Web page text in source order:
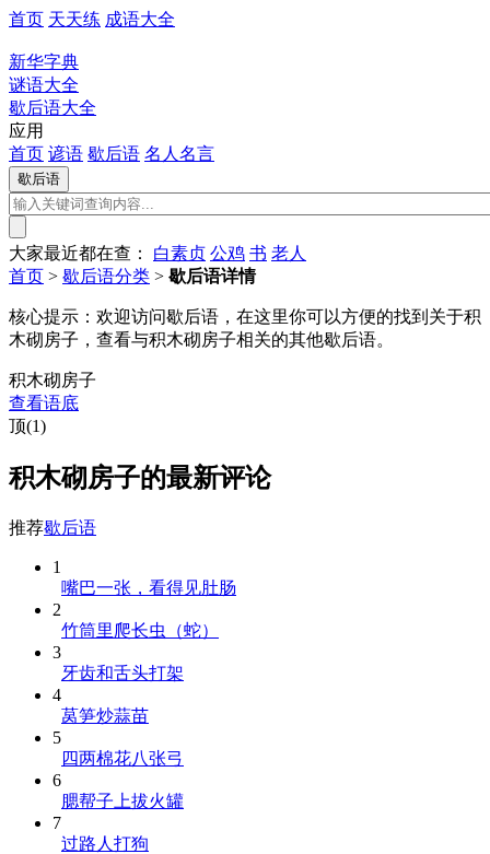
首页 天天练 成语大全
新华字典
谜语大全
歇后语大全
应用
首页 谚语 歇后语 名人名言
大家最近都在查： 白素贞 公鸡 书 老人
首页 > 歇后语分类 > 歇后语详情
核心提示： 欢迎访问歇后语，在这里你可以方便的找到关于积
木砌房子，查看与积木砌房子相关的其他歇后语。
积木砌房子
查看语底
顶(1)
积木砌房子的最新评论
推荐歇后语
1
嘴巴一张，看得见肚肠
2
竹筒里爬长虫（蛇）
3
牙齿和舌头打架
4
莴笋炒蒜苗
5
四两棉花八张弓
6
腮帮子上拔火罐
7
过路人打狗